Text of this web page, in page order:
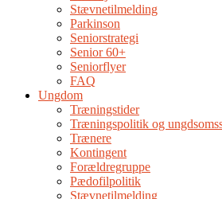
Stævnetilmelding
Parkinson
Seniorstrategi
Senior 60+
Seniorflyer
FAQ
Ungdom
Træningstider
Træningspolitik og
Trænere
Kontingent
Forældregruppe
Pædofilpolitik
Stævnetilmelding